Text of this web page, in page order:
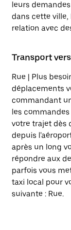
leurs
dans cette ville,
relation avec
Transport
Rue | Plus
déplacements
commandant
les
votre trajet dès
depuis
après un long
répondre aux
parfois vous
taxi local pour
suivante : Rue.